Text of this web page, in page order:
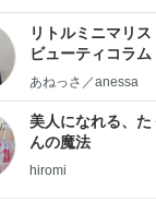
リトルミニマリス
ビューティコラ
little
あねっさ／anessa
美人になれる、た
んの魔法
hiromi